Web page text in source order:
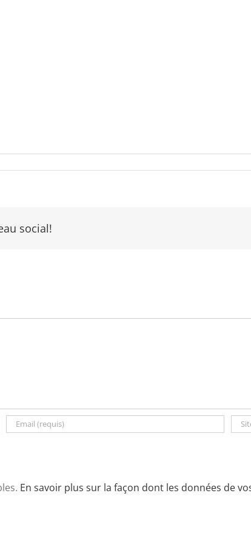
social!
En savoir plus sur la façon dont les données de